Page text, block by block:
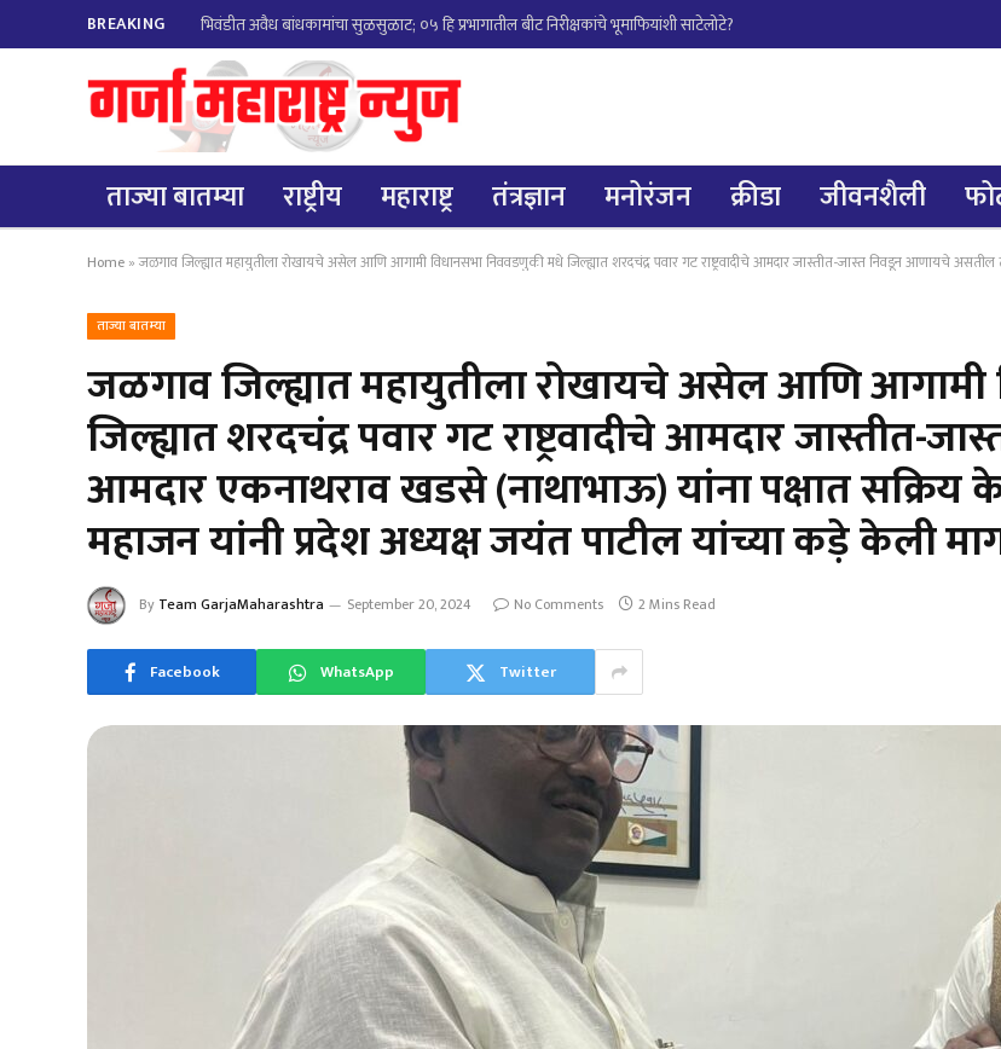
BREAKING भिवंडीत अवैध बांधकामांचा सुळसुळाट; ०५ हि प्रभागातील बीट निरीक्षकांचे भूमाफियांशी साटेलोटे?
ताज्या बातम्या राष्ट्रीय महाराष्ट्र तंत्रज्ञान मनोरंजन क्रीडा जीवनशैली
Home »जळगाव जिल्ह्यात महायुतीला रोखायचे असेल आणि आगामी विधानसभा निववडणुकी मधे जिल्ह्यात शरदचंद्र पवार गट राष्ट्रवादीचे आमदार जास्तीत-जास्त निवडून आणायचे असतील तर आमदार एकनाथराव खडसे
ताज्या बातम्या
जळगाव जिल्ह्यात महायुतीला रोखायचे असेल आणि
जिल्ह्यात शरदचंद्र पवार गट राष्ट्रवादीचे आमदार
आमदार एकनाथराव खडसे (नाथाभाऊ) यांना पक्षात सक्रिय
महाजन यांनी प्रदेश अध्यक्ष जयंत पाटील यांच्या कड़े केली
By Team GarjaMaharashtra September 20, 2024 No Comments 2 Mins Read
Facebook WhatsApp Twitter